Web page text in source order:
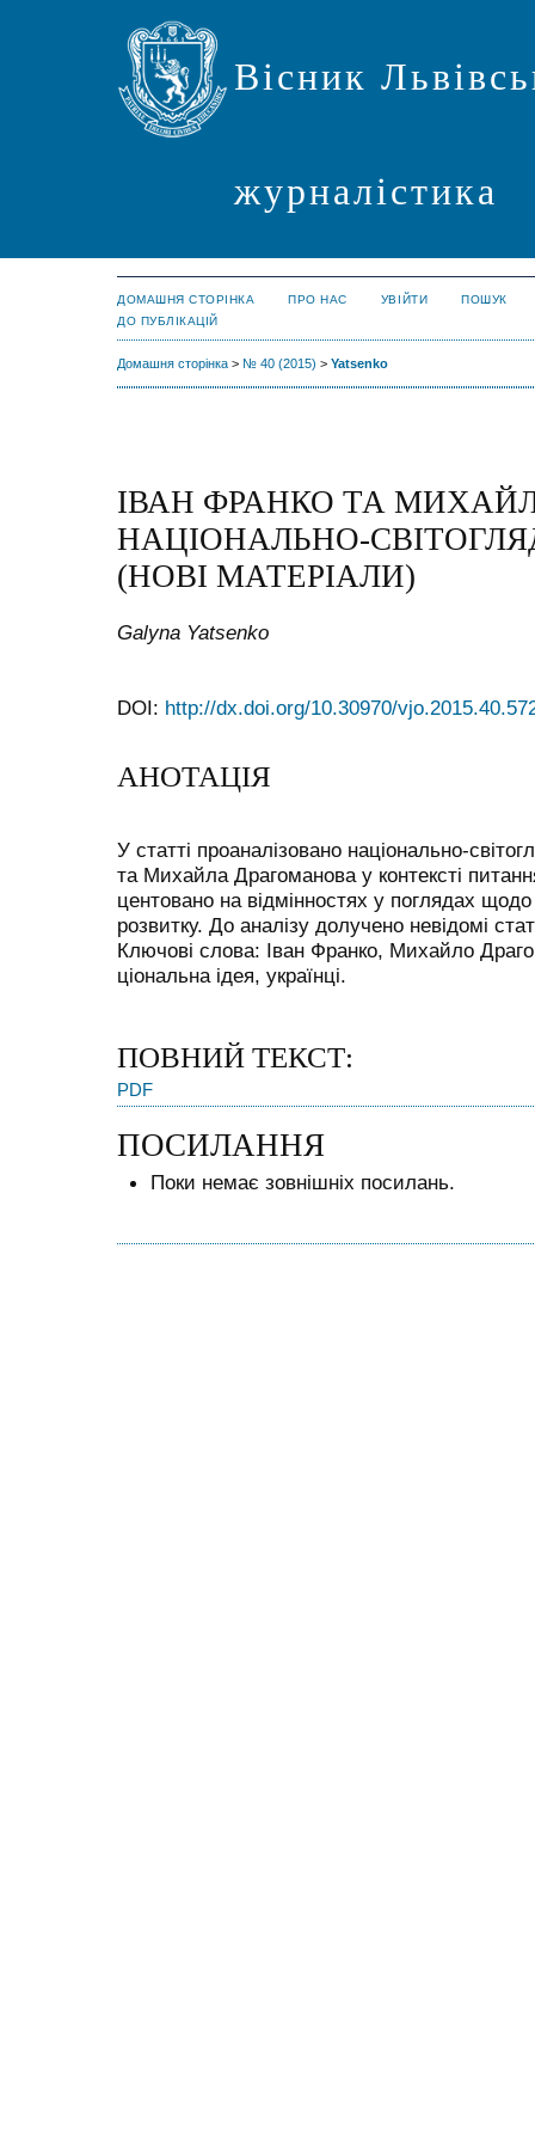
Вісник
журналістика
ДОМАШНЯ СТОРІНКА ПРО НАС УВІЙТИ
ПОШУК
ДО ПУБЛІКАЦІЙ
Домашня сторінка > № 40 (2015) > Yatsenko
ІВАН ФРАНКО ТА
НАЦІОНАЛЬНО-
(НОВІ МАТЕРІАЛИ)
Galyna Yatsenko
DOI: http://dx.doi.org/10.30970/
АНОТАЦІЯ
У статті проаналізовано національно-
та Михайла Драгоманова у контексті
центовано на відмінностях у поглядах щодо
розвитку. До аналізу долучено невідомі
Ключові слова: Іван Франко, Михайло
ціональна ідея, українці.
ПОВНИЙ ТЕКСТ:
PDF
ПОСИЛАННЯ
Поки немає зовнішніх посилань.